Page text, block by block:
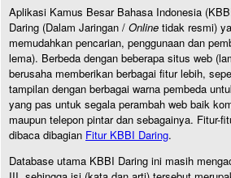
Aplikasi Kamus Besar Bahasa Indonesia
Daring (Dalam Jaringan / Online tidak resmi)
memudahkan pencarian, penggunaan dan
lema). Berbeda dengan beberapa situs web
berusaha memberikan berbagai fitur lebih,
tampilan dengan berbagai warna pembeda
yang pas untuk segala perambah web baik
maupun telepon pintar dan sebagainya. Fitur-
dibaca dibagian Fitur KBBI Daring.
Database utama KBBI Daring ini masih